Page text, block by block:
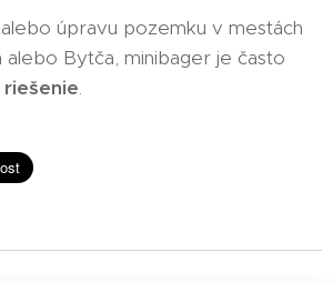
úpravu pozemku v mestách
alebo Bytča, minibager je často
.